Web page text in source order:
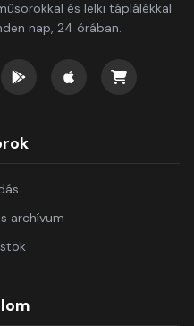
és lelki táplálékkal
nap, 24 órában.
archívum